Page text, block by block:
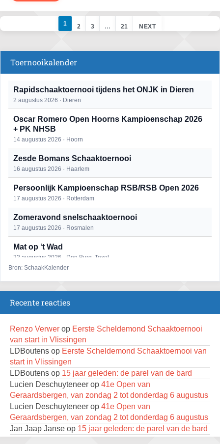
1 2 3 … 21 NEXT
Toernooikalender
Rapidschaaktoernooi tijdens het ONJK in Dieren
2 augustus 2026 · Dieren
Oscar Romero Open Hoorns Kampioenschap 2026
+ PK NHSB
14 augustus 2026 · Hoorn
Zesde Bomans Schaaktoernooi
16 augustus 2026 · Haarlem
Persoonlijk Kampioenschap RSB/RSB Open 2026
17 augustus 2026 · Rotterdam
Zomeravond snelschaaktoernooi
17 augustus 2026 · Rosmalen
Mat op ‘t Wad
22 augustus 2026 · Den Burg, Texel
Simultaan The Butcher
2e Utrechts kroegloperstoernooi
23 augustus 2026 · Utrecht
Open Eemlandtoernooi 2026
25 augustus 2026 · Bunschoten-Spakenburg
Nazomervierkampentoernooi 2026
28 augustus 2026 · Assen
KC Open
28 augustus 2026 · Haarlem
Bron: SchaakKalender
Recente reacties
Renzo Verwer op Eerste Scheldemond Schaaktoernooi
van start in Vlissingen
LDBoutens op Eerste Scheldemond Schaaktoernooi van
start in Vlissingen
LDBoutens op 15 jaar geleden: de parel van de bard
Lucien Deschuyteneer op 41e Open van
Geraardsbergen, van zondag 2 tot donderdag 6 augustus
Lucien Deschuyteneer op 41e Open van
Geraardsbergen, van zondag 2 tot donderdag 6 augustus
Jan Jaap Janse op 15 jaar geleden: de parel van de bard